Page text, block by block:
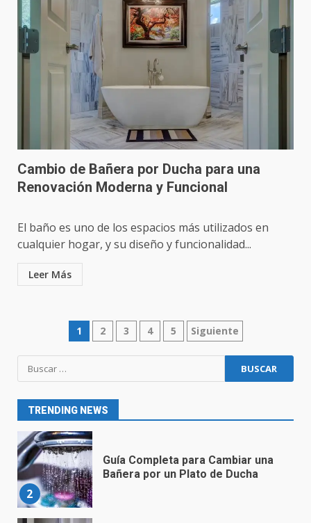
Cambio de Bañera por Ducha para una
Renovación Moderna y Funcional
El baño es uno de los espacios más utilizados en
cualquier hogar, y su diseño y funcionalidad...
Leer Más
1 2 3 4 5 Siguiente
TRENDING NEWS
4
Selección de Materiales y
Equipamiento para el Baño
5
Cambia tu Bañera por un Plato
de Ducha: Modernización y
Eficiencia
6
1
Sustituir bañera por ducha en
2
Guía Completa para Cambiar una
Bañera por un Plato de Ducha